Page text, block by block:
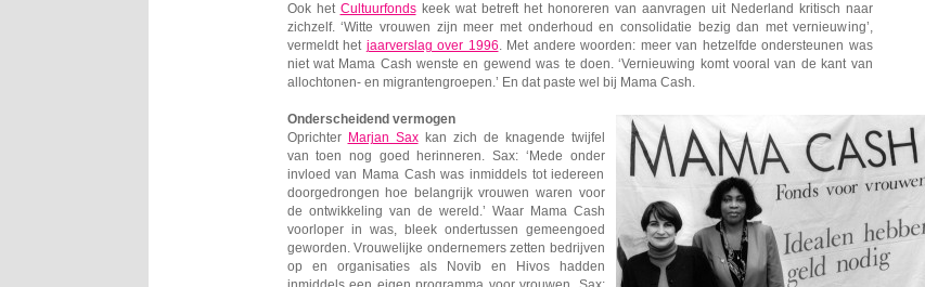
Ook het Cultuurfondskeek wat betreft het honoreren van aanvragen uit Nederland kritisch naar
zichzelf. ‘Witte vrouwen zijn meer met onderhoud en consolidatie bezig dan met vernieuwing’,
vermeldt het jaarverslag over 1996 . Met andere woorden: meer van hetzelfde ondersteunen was
niet wat Mama Cash wenste en gewend was te doen. ‘Vernieuwing komt vooral van de kant van
allochtonen- en migrantengroepen.’ En dat paste wel bij Mama Cash.
Onderscheidend vermogen
Oprichter
Marjan Saxkan zich de knagende twijfel
van toen nog goed herinneren. Sax: ‘Mede onder
invloed van Mama Cash was inmiddels tot iedereen
doorgedrongen hoe belangrijk vrouwen waren voor
de ontwikkeling van de wereld.’ Waar Mama Cash
voorloper in was, bleek ondertussen gemeengoed
geworden. Vrouwelijke ondernemers zetten bedrijven
op en organisaties als Novib en Hivos hadden